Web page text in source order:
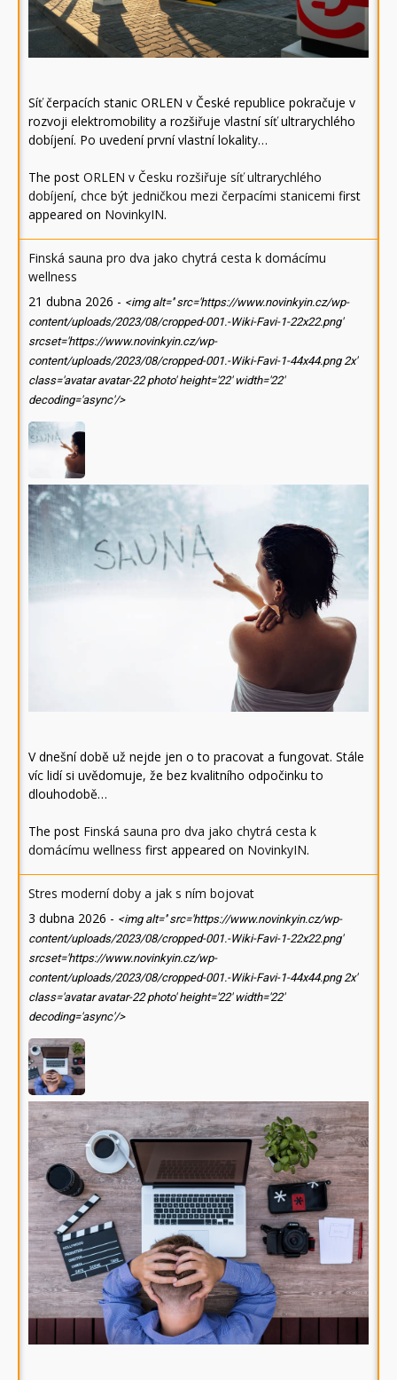
Síť čerpacích stanic ORLEN v České republice pokračuje v
rozvoji elektromobility a rozšiřuje vlastní síť ultrarychlého
dobíjení. Po uvedení první vlastní lokality…
The post ORLEN v Česku rozšiřuje síť ultrarychlého
dobíjení, chce být jedničkou mezi čerpacími stanicemi first
appeared on NovinkyIN.
Finská sauna pro dva jako chytrá cesta k domácímu
wellness
21 dubna 2026 - <img alt='' src='https://www.novinkyin.cz/wp-
content/uploads/2023/08/cropped-001.-Wiki-Favi-1-22x22.png'
srcset='https://www.novinkyin.cz/wp-
content/uploads/2023/08/cropped-001.-Wiki-Favi-1-44x44.png 2x'
class='avatar avatar-22 photo' height='22' width='22'
decoding='async'/>
V dnešní době už nejde jen o to pracovat a fungovat. Stále
víc lidí si uvědomuje, že bez kvalitního odpočinku to
dlouhodobě…
The post Finská sauna pro dva jako chytrá cesta k
domácímu wellness first appeared on NovinkyIN.
Stres moderní doby a jak s ním bojovat
3 dubna 2026 - <img alt='' src='https://www.novinkyin.cz/wp-
content/uploads/2023/08/cropped-001.-Wiki-Favi-1-22x22.png'
srcset='https://www.novinkyin.cz/wp-
content/uploads/2023/08/cropped-001.-Wiki-Favi-1-44x44.png 2x'
class='avatar avatar-22 photo' height='22' width='22'
decoding='async'/>